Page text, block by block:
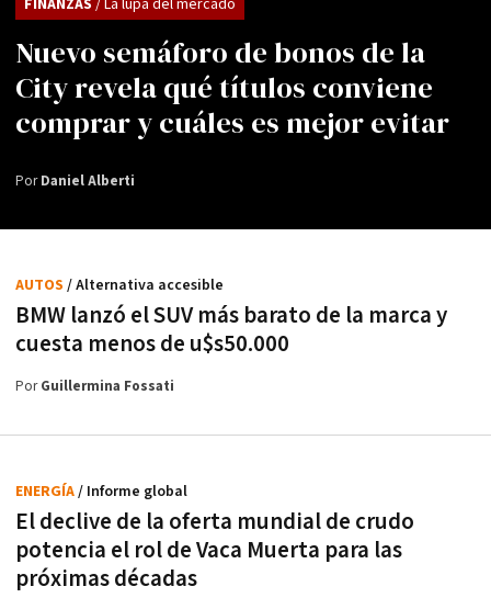
Nuevo semáforo de bonos de la
City revela qué títulos conviene
comprar y cuáles es mejor evitar
FINANZAS / La lupa del mercado
PorDaniel Alberti
BMW lanzó el SUV más barato de la marca y
cuesta menos de u$s50.000
AUTOS / Alternativa accesible
PorGuillermina Fossati
El declive de la oferta mundial de crudo
potencia el rol de Vaca Muerta para las
próximas décadas
ENERGÍA/ Informe global